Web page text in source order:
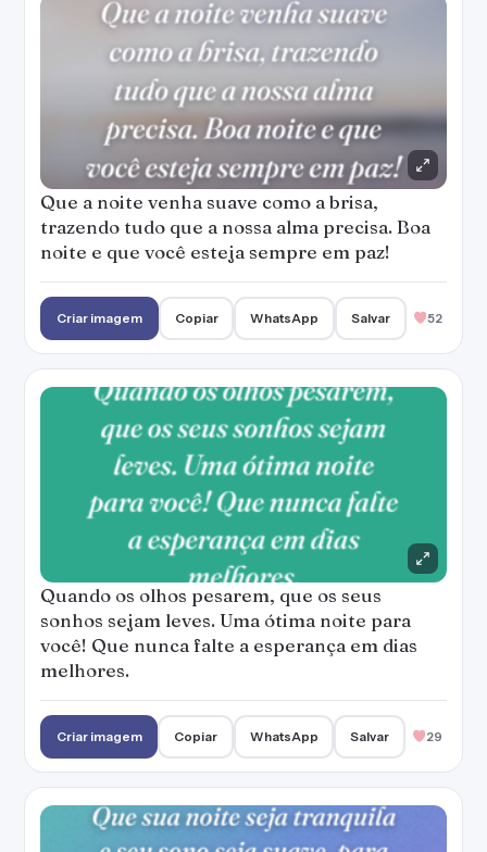
Que a noite venha suave como a brisa,
trazendo tudo que a nossa alma precisa. Boa
noite e que você esteja sempre em paz!
Criar imagem Copiar WhatsApp Salvar 52
Quando os olhos pesarem, que os seus
sonhos sejam leves. Uma ótima noite para
você! Que nunca falte a esperança em dias
melhores.
Criar imagem Copiar WhatsApp Salvar 29